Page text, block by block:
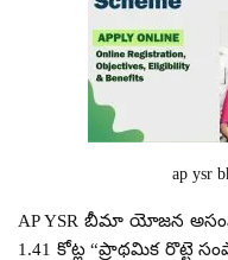
ap ysr
AP YSR బీమా యోజన
1.41 కోట్ల “ప్రాథమిక రొట్టె